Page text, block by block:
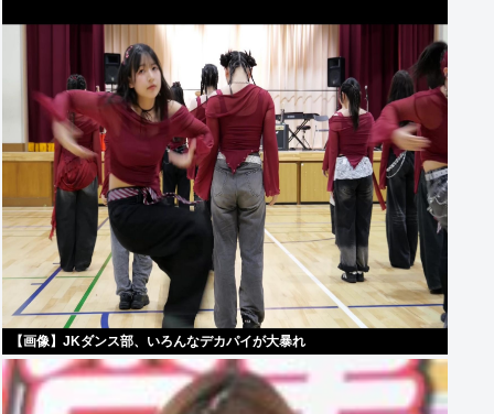
【画像】JKダンス部、いろんなデカパイが大暴れ